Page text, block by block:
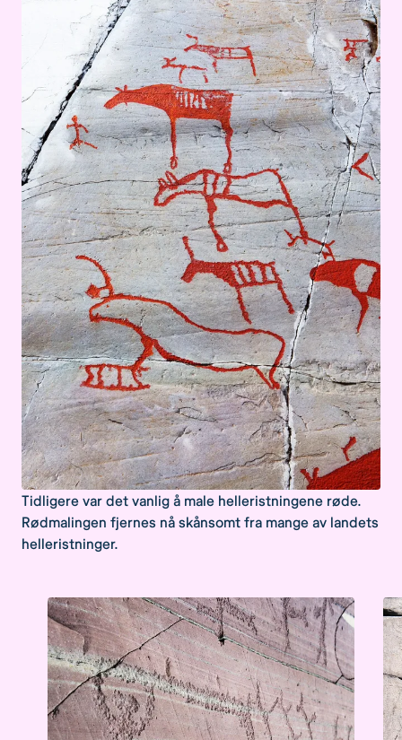
Tidligere var det vanlig å male helleristningene røde.
Rødmalingen fjernes nå skånsomt fra mange av landets
helleristninger.